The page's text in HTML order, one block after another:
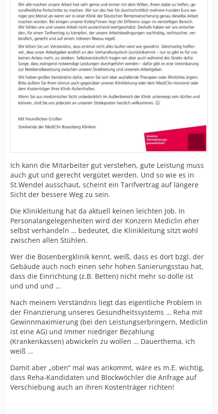
Ich kann die Mitarbeiter gut verstehen, gute Leistung muss
auch gut und gerecht vergütet werden. Und so wie es in
St.Wendel ausschaut, scheint ein Tarifvertrag auf längere
Sicht der bessere Weg zu sein.
Die Klinikleitung hat da aktuell keinen leichten Job. In
Personalangelegenheiten wird der Konzern Mediclin eher
selbst verhandeln … bedeutet, die Klinikleitung sitzt wohl
zwischen allen Stühlen.
Wer die Bosenbergklinik kennt, weiß, dass es dort bzgl. der
Gebäude auch noch einen sehr hohen Sanierungsstau hat,
dass die Einrichtung (z.B. Betten) nicht mehr so dolle ist
und und und …
Nach meinem Verständnis liegt das eigentliche Problem in
der Finanzierung unseres Gesundheitssystems … Reha mit
Gewinnmaximierung (bei den Leistungserbringern, Mediclin
ist eine AG) und immer niedriger Bezahlung
(Krankenkassen) abwickeln zu wollen … Dauerthema, ich
weiß …
Damit aber „oben“ mal was ankommt, wäre es m.E. wichtig,
dass Reha-Kandidaten und Blockwöchler die Anfrage auf
Verschiebung auch an ihren Kostenträger richten!